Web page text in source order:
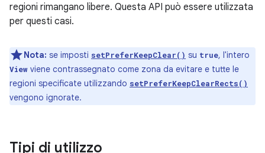
regioni rimangano libere. Questa API può essere utilizzata
per questi casi.
Nota: se imposti setPreferKeepClear() su true, l'intero
View viene contrassegnato come zona da evitare e tutte le
regioni specificate utilizzando setPreferKeepClearRects()
vengono ignorate.
Tipi di utilizzo